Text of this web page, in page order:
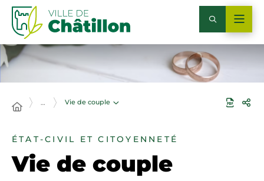
… Vie de couple
ÉTAT-CIVIL ET CITOYENNETÉ
Vie de couple